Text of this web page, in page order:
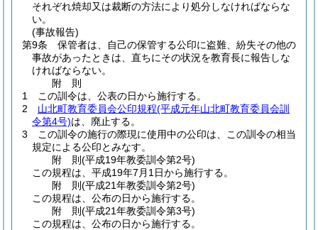
それぞれ焼却又は裁断の方法により処分しなければならな
い。
(事故報告)
第9条
保管者は、自己の保管する公印に盗難、紛失その他の
事故があったときは、直ちにその状況を教育長に報告しな
ければならない。
附 則
1
この訓令は、公表の日から施行する。
2
山北町教育委員会公印規程(平成元年山北町教育委員会訓
令第4号)は、廃止する。
3
この訓令の施行の際現に使用中の公印は、この訓令の相当
規定による公印とみなす。
附 則(平成19年教委訓令第2号)
この規程は、平成19年7月1日から施行する。
附 則(平成21年教委訓令第2号)
この規程は、公布の日から施行する。
附 則(平成21年教委訓令第3号)
この規程は、公布の日から施行する。